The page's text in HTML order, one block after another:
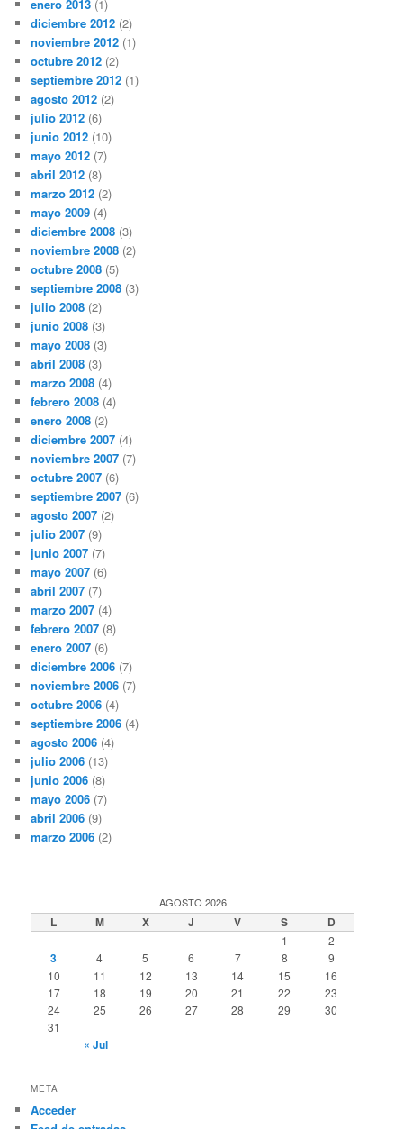
enero 2013 (1)
diciembre 2012 (2)
noviembre 2012 (1)
octubre 2012 (2)
septiembre 2012 (1)
agosto 2012 (2)
julio 2012 (6)
junio 2012 (10)
mayo 2012 (7)
abril 2012 (8)
marzo 2012 (2)
mayo 2009 (4)
diciembre 2008 (3)
noviembre 2008 (2)
octubre 2008 (5)
septiembre 2008 (3)
julio 2008 (2)
junio 2008 (3)
mayo 2008 (3)
abril 2008 (3)
marzo 2008 (4)
febrero 2008 (4)
enero 2008 (2)
diciembre 2007 (4)
noviembre 2007 (7)
octubre 2007 (6)
septiembre 2007 (6)
agosto 2007 (2)
julio 2007 (9)
junio 2007 (7)
mayo 2007 (6)
abril 2007 (7)
marzo 2007 (4)
febrero 2007 (8)
enero 2007 (6)
diciembre 2006 (7)
noviembre 2006 (7)
octubre 2006 (4)
septiembre 2006 (4)
agosto 2006 (4)
julio 2006 (13)
junio 2006 (8)
mayo 2006 (7)
abril 2006 (9)
marzo 2006 (2)
AGOSTO 2026
L M X J V S D
1 2
3 4 5 6 7 8
9
10
11 12 13 14 15
16
17
18 19 20 21 22
23
24
25 26 27 28 29
30
31
« Jul
META
Acceder